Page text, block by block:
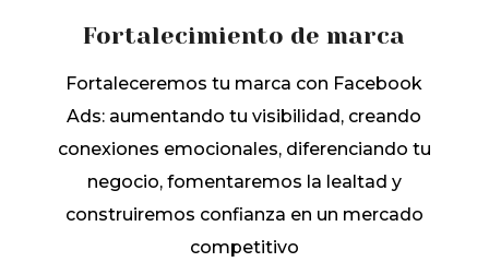
Fortalecimiento de marca
Fortaleceremos tu marca con Facebook
Ads: aumentando tu visibilidad, creando
conexiones emocionales, diferenciando tu
negocio, fomentaremos la lealtad y
construiremos confianza en un mercado
competitivo